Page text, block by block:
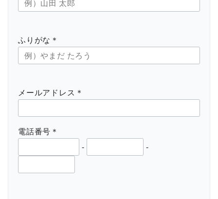
ふりがな＊
メールアドレス＊
電話番号＊
-
-